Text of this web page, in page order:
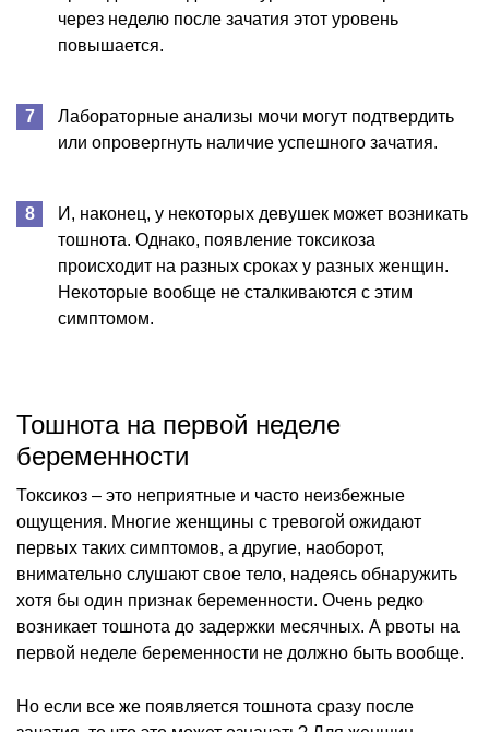
через неделю после зачатия этот уровень
повышается.
Лабораторные анализы мочи могут подтвердить
или опровергнуть наличие успешного зачатия.
И, наконец, у некоторых девушек может возникать
тошнота. Однако, появление токсикоза
происходит на разных сроках у разных женщин.
Некоторые вообще не сталкиваются с этим
симптомом.
Тошнота на первой неделе
беременности
Токсикоз – это неприятные и часто неизбежные
ощущения. Многие женщины с тревогой ожидают
первых таких симптомов, а другие, наоборот,
внимательно слушают свое тело, надеясь обнаружить
хотя бы один признак беременности. Очень редко
возникает тошнота до задержки месячных. А рвоты на
первой неделе беременности не должно быть вообще.
Но если все же появляется тошнота сразу после